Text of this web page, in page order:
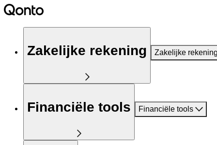
Zakelijke rekening Zakelijke
Financiële tools Financiële tools